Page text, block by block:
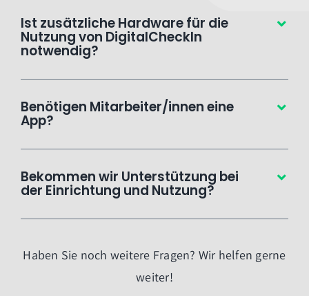
Ist zusätzliche Hardware für die
Nutzung von DigitalCheckIn
notwendig?
Benötigen Mitarbeiter/innen eine
App?
Bekommen wir Unterstützung bei
der Einrichtung und Nutzung?
Haben Sie noch weitere Fragen? Wir helfen gerne
weiter!